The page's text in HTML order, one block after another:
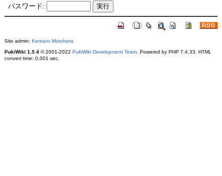
パスワード:
Site admin: Kentaro Motohara
PukiWiki 1.5.4© 2001-2022 PukiWiki Development Team. Powered by PHP 7.4.33. HTML
convert time: 0.001 sec.